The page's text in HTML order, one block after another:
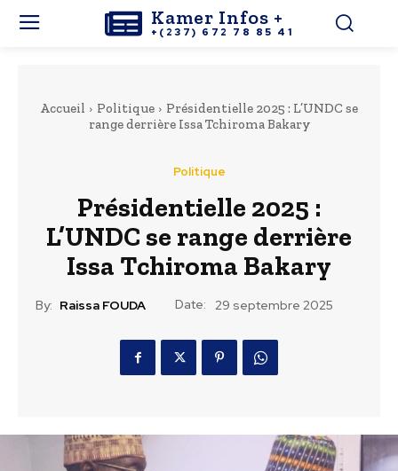
Kamer Infos +
+(237) 672 78 85 41
Accueil Politique
Présidentielle 2025 : L’UNDC se
range derrière Issa Tchiroma Bakary
Politique
Présidentielle 2025 :
L’UNDC se range derrière
Issa Tchiroma Bakary
By: Raissa FOUDA Date: 29 septembre 2025